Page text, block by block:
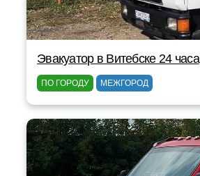
Эвакуатор в Витебске 24 часа
ПО ГОРОДУ МЕЖГОРОД